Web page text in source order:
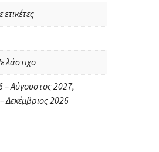
λάστιχο
– Αύγουστος 2027,
Δεκέμβριος 2026